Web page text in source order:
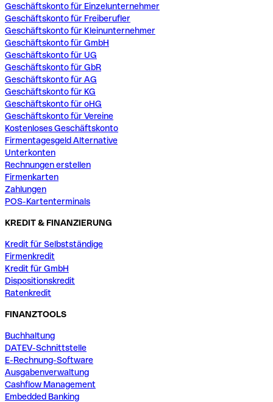
Geschäftskonto für Einzelunternehmer
Geschäftskonto für Freiberufler
Geschäftskonto für Kleinunternehmer
Geschäftskonto für GmbH
Geschäftskonto für UG
Geschäftskonto für GbR
Geschäftskonto für AG
Geschäftskonto für KG
Geschäftskonto für oHG
Geschäftskonto für Vereine
Kostenloses Geschäftskonto
Firmentagesgeld Alternative
Unterkonten
Rechnungen erstellen
Firmenkarten
Zahlungen
POS-Kartenterminals
KREDIT & FINANZIERUNG
Kredit für Selbstständige
Firmenkredit
Kredit für GmbH
Dispositionskredit
Ratenkredit
FINANZTOOLS
Buchhaltung
DATEV-Schnittstelle
E-Rechnung-Software
Ausgabenverwaltung
Cashflow Management
Embedded Banking